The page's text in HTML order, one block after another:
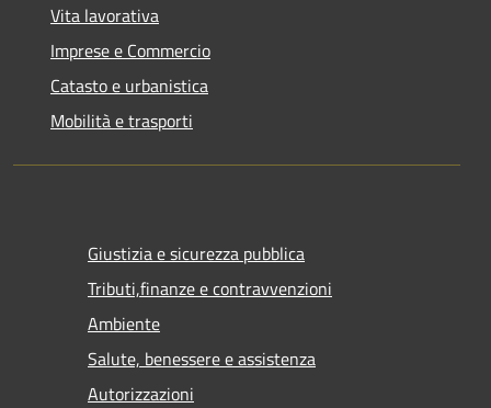
Vita lavorativa
Imprese e Commercio
Catasto e urbanistica
Mobilità e trasporti
Giustizia e sicurezza pubblica
Tributi,finanze e contravvenzioni
Ambiente
Salute, benessere e assistenza
Autorizzazioni